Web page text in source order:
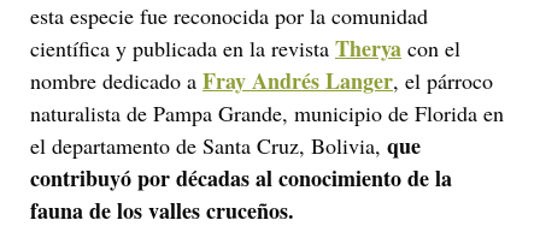
esta especie fue reconocida por la comunidad
científica y publicada en la revista Therya con el
nombre dedicado a Fray Andrés Langer, el párroco
naturalista de Pampa Grande, municipio de Florida en
el departamento de Santa Cruz, Bolivia, que
contribuyó por décadas al conocimiento de la
fauna de los valles cruceños.